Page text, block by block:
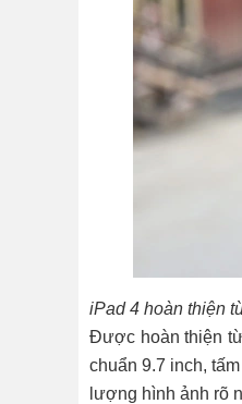
iPad 4 hoàn thiện
Được hoàn thiện
chuẩn 9.7 inch,
lượng hình ảnh rõ